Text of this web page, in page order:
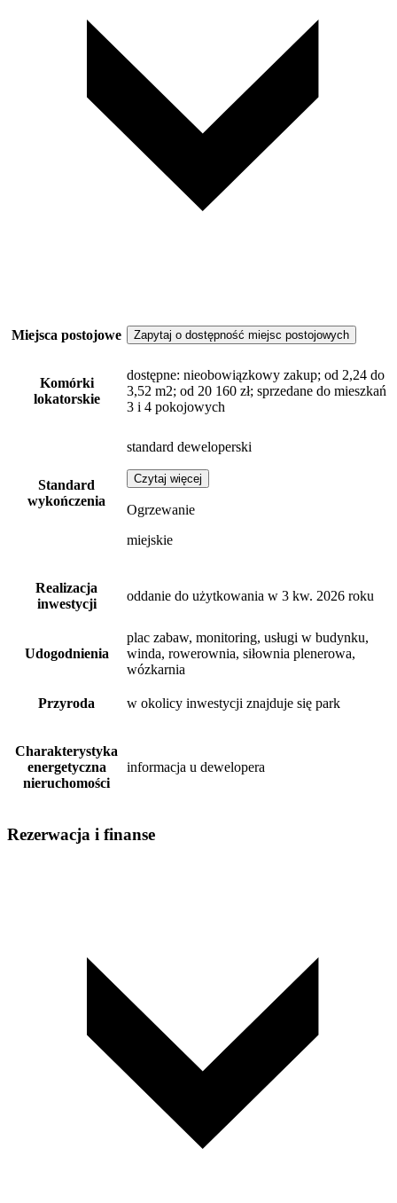
Miejsca postojowe Zapytaj o dostępność miejsc postojowych
Komórki
lokatorskie
dostępne: nieobowiązkowy zakup; od 2,24 do
3,52 m2; od 20 160 zł; sprzedane do mieszkań
3 i 4 pokojowych
Standard
wykończenia
standard deweloperski
Czytaj więcej
Ogrzewanie
miejskie
Realizacja
inwestycji
oddanie do użytkowania w 3 kw. 2026 roku
Udogodnienia
plac zabaw, monitoring, usługi w budynku,
winda, rowerownia, siłownia plenerowa,
wózkarnia
Przyroda w okolicy inwestycji znajduje się park
Charakterystyka
energetyczna
nieruchomości
informacja u dewelopera
Rezerwacja i finanse